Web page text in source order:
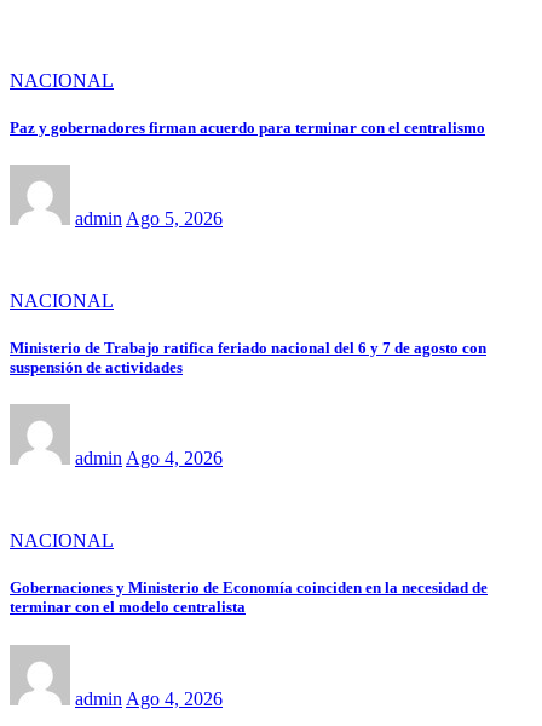
NACIONAL
Paz y gobernadores firman acuerdo para terminar con el centralismo
admin Ago 5, 2026
NACIONAL
Ministerio de Trabajo ratifica feriado nacional del 6 y 7 de agosto con
suspensión de actividades
admin Ago 4, 2026
NACIONAL
Gobernaciones y Ministerio de Economía coinciden en la necesidad de
terminar con el modelo centralista
admin Ago 4, 2026